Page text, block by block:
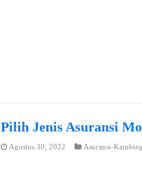
Pilih Jenis Asuransi
Agustus 30, 2022 Asuransi-